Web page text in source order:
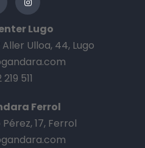
Lugo
Ulloa, 44, Lugo
511
Ferrol
17, Ferrol